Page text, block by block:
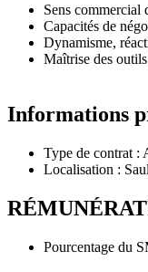
Sens commercial
Capacités de
Dynamisme,
Maîtrise des
Informations
Type de contrat :
Localisation :
Pourcentage du